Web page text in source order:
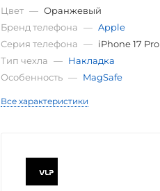
Цвет — Оранжевый
Бренд телефона — Apple
Серия телефона — iPhone 17 Pro
Тип чехла — Накладка
Особенность — MagSafe
Все характеристики